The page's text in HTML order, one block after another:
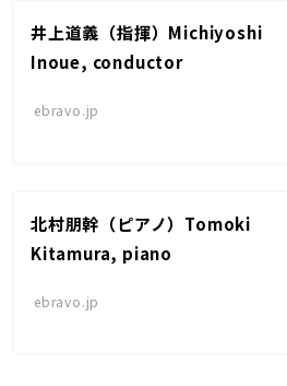
井上道義（指揮）Michiyoshi
Inoue, conductor
ebravo.jp
北村朋幹（ピアノ）Tomoki
Kitamura, piano
ebravo.jp